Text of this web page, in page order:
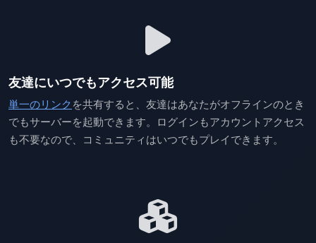
友達にいつでもアクセス可能
単一のリンク を共有すると、友達はあなたがオフラインのとき
でもサーバーを起動できます。ログインもアカウントアクセス
も不要なので、コミュニティはいつでもプレイできます。